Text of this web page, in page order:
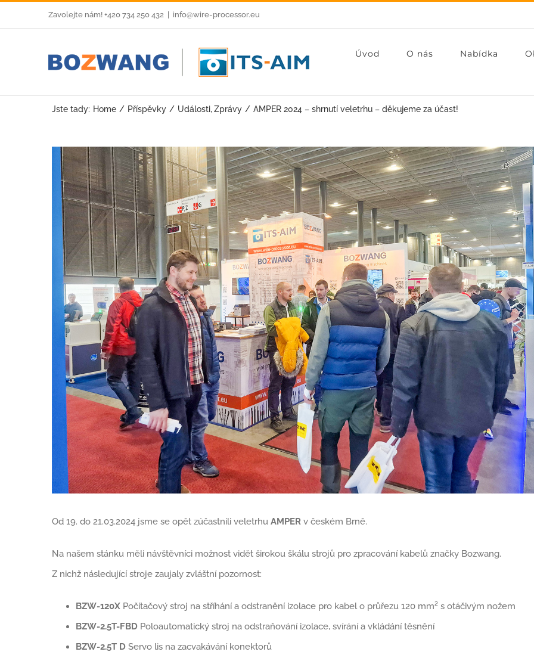
to
Zavolejte nám! +420 734 250 432 info@wire-processor.eu
Úvod O nás Nabídka
Jste tady: Home Příspěvky Události Zprávy AMPER 2024 – shrnutí veletrhu – děkujeme za účast!
View
Larger
Image
Od 19. do 21.03.2024 jsme se opět zúčastnili veletrhu AMPERv českém Brně.
Na našem stánku měli návštěvníci možnost vidět širokou škálu strojů pro zpracování kabelů značky Bozwang.
Z nichž následující stroje zaujaly zvláštní pozornost:
BZW-120X Počítačový stroj na stříhání a odstranění izolace pro kabel o průřezu 120 mm² s otáčivým nožem
BZW-2.5T-FBDPoloautomatický stroj na odstraňování izolace, svírání a vkládání těsnění
BZW-2.5T DServo lis na zacvakávání konektorů